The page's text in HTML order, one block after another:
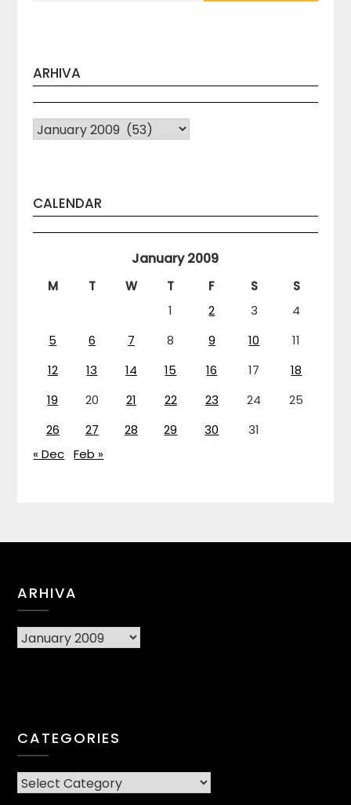
ARHIVA
Arhiva
CALENDAR
January 2009
M T W T F S
S
1
2 3
4
5
6 7 8 9 10
11
12
13 14 15 16 17
18
19
20 21 22 23 24
25
26
27 28 29 30
31
« Dec Feb »
ARHIVA
Arhiva
CATEGORIES
CATEGORIES